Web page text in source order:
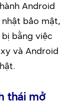
Android
nhật bảo mật,
bằng việc
và Android
thái mở